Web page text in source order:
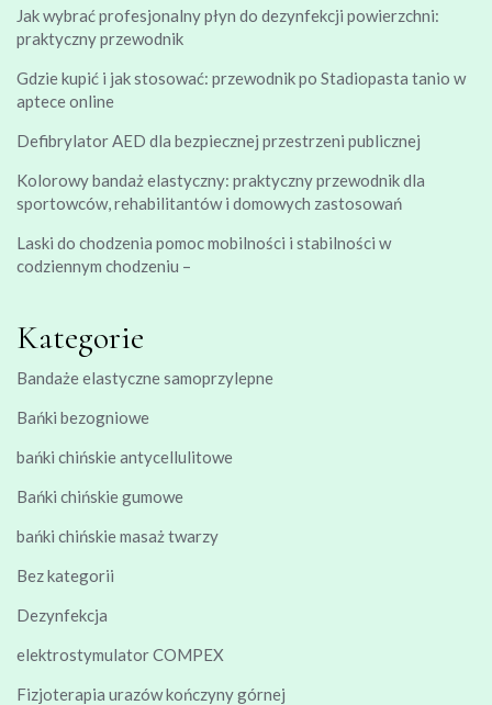
Jak wybrać profesjonalny płyn do dezynfekcji powierzchni:
praktyczny przewodnik
Gdzie kupić i jak stosować: przewodnik po Stadiopasta tanio w
aptece online
Defibrylator AED dla bezpiecznej przestrzeni publicznej
Kolorowy bandaż elastyczny: praktyczny przewodnik dla
sportowców, rehabilitantów i domowych zastosowań
Laski do chodzenia pomoc mobilności i stabilności w
codziennym chodzeniu –
Kategorie
Bandaże elastyczne samoprzylepne
Bańki bezogniowe
bańki chińskie antycellulitowe
Bańki chińskie gumowe
bańki chińskie masaż twarzy
Bez kategorii
Dezynfekcja
elektrostymulator COMPEX
Fizjoterapia urazów kończyny górnej